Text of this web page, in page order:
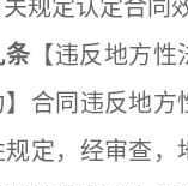
规定认定合同
条 【违反地方
合同违反地方
定，经审查，